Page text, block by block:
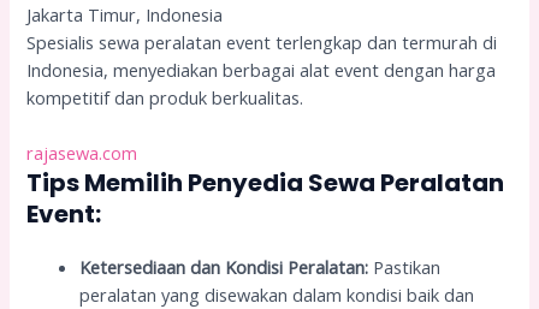
Jakarta Timur, Indonesia
Spesialis sewa peralatan event terlengkap dan termurah di
Indonesia, menyediakan berbagai alat event dengan harga
kompetitif dan produk berkualitas.
rajasewa.com
Tips Memilih Penyedia Sewa Peralatan
Event:
Ketersediaan dan Kondisi Peralatan: Pastikan
peralatan yang disewakan dalam kondisi baik dan